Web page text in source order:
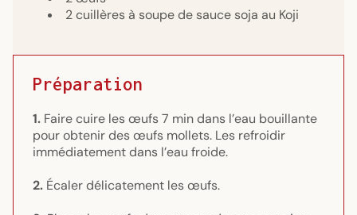
2 cuillères à soupe de sauce soja au Koji
Préparation
1. Faire cuire les œufs 7 min dans l’eau bouillante
pour obtenir des œufs mollets. Les refroidir
immédiatement dans l’eau froide.
2. Écaler délicatement les œufs.